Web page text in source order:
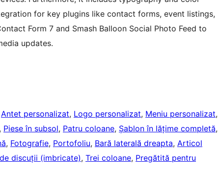
for key plugins like contact forms, event listings,
Form 7 and Smash Balloon Social Photo Feed to
updates.
Antet personalizat, Logo personalizat, Meniu personalizat
, Piese în subsol, Patru coloane, Șablon în lățime completă
, Fotografie, Portofoliu, Bară laterală dreapta, Articol
discuții (imbricate), Trei coloane, Pregătită pentru